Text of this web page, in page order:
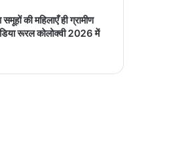
की महिलाएँ ही ग्रामीण
रूरल कोलोक्वी 2026 में